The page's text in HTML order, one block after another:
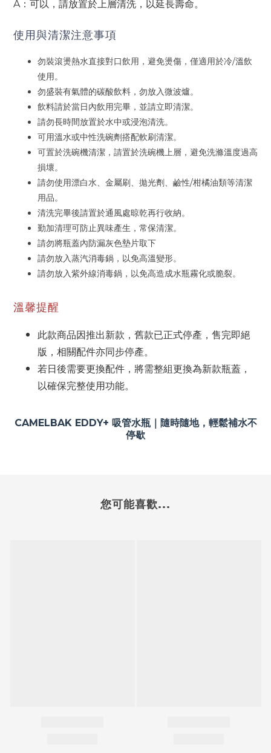
A：可以，請放置於上層清洗，以延長壽命。
使用與清潔注意事項
勿裝滾燙熱水直接對口飲用，避免燙傷，僅適用於冷/溫飲
使用。
勿盛裝有氣體的碳酸飲料，勿放入微波爐。
飲料請於當日內飲用完畢，並請立即清潔。
請勿長時間放置於水中或浸泡清洗。
可用溫水或中性洗碗劑搭配軟刷清潔。
可置於洗碗機清潔，請置於洗碗機上層，避免洗滌溫度過高
損壞。
請勿使用漂白水、金屬刷、拋光劑、鹼性/柑橘油類等清潔
用品。
清洗完畢後請置於通風處晾乾再行收納。
勤加清理可防止異味產生，常保清潔。
請勿將瓶蓋內防漏灰色墊片取下
請勿放入蒸汽消毒鍋，以免高溫變形。
請勿放入紫外線消毒鍋，以免高造成水瓶霧化或脆裂。
溫馨提醒
此款商品因推出新款，舊款已正式停產，售完即絕
版，相關配件亦同步停產。
若日後需要更換配件，將需整組更換為新款瓶蓋，
以確保完整使用功能。
CAMELBAK EDDY+ 吸管水瓶｜隨時隨地，輕鬆補水不
停歇
您可能喜歡...